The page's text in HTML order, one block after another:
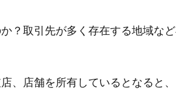
？取引先が多く存在する地域な
、店舗を所有しているとなると